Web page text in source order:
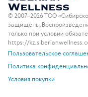
© 2007–2026 ТОО
защищены.
только при условии
https://
Пользовательское
Политика
Условия покупки